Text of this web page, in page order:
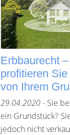
Erbbaurecht
profitieren
von Ihrem
29.04.2020- Sie
ein Grundstück?
jedoch nicht